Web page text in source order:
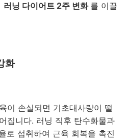
러닝 다이어트 2주 변화 를 이끌
화
이 손실되면 기초대사량이 떨
집니다. 러닝 직후 탄수화물과
로 섭취하여 근육 회복을 촉진